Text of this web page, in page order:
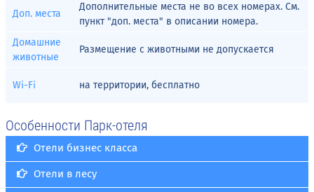
Доп. места
Дополнительные места не во всех номерах. См.
пункт "доп. места" в описании номера.
Домашние
животные
Размещение с животными не допускается
Wi-Fi на территории, бесплатно
Особенности Парк-отеля
Отели бизнес класса
Отели в лесу